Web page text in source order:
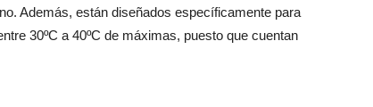
Además, están diseñados específicamente para
30ºC a 40ºC de máximas, puesto que cuentan